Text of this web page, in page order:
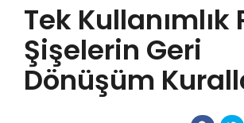
KILAVUZLAR
YAYINLARIMIZ
ENERJİ İZLEME
Tek Kullanımlık
Şişelerin Geri
Dönüşüm